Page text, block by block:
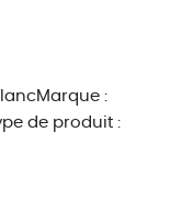
:
de produit :